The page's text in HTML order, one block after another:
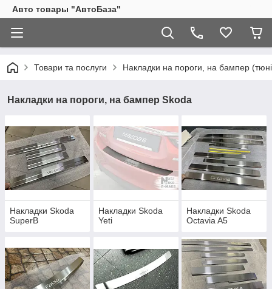
Авто товары "АвтоБаза"
Товари та послуги Накладки на пороги, на бампер
Накладки на пороги, на бампер Skoda
Накладки Skoda
SuperB
Накладки Skoda
Yeti
Накладки Skoda
Octavia A5